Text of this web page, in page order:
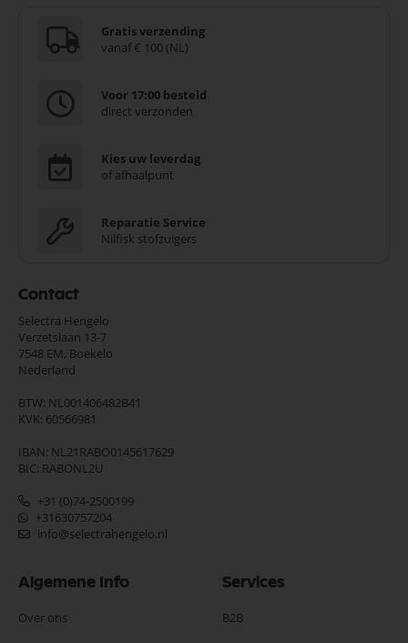
Gratis verzending
vanaf € 100 (NL)
Voor 17:00 besteld
direct verzonden
Kies uw leverdag
of afhaalpunt
Reparatie Service
Nilfisk stofzuigers
Contact
Selectra Hengelo
Verzetslaan 13-7
7548 EM, Boekelo
Nederland
BTW: NL001406482B41
KVK: 60566981
IBAN: NL21RABO0145617629
BIC: RABONL2U
+31 (0)74-2500199
+31630757204
info@selectrahengelo.nl
Algemene Info
Over ons
Services
B2B